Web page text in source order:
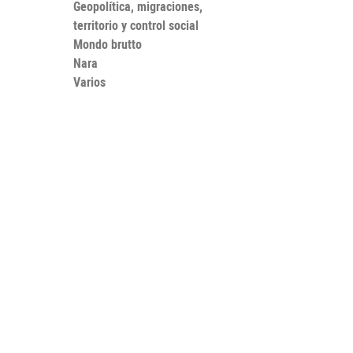
Geopolítica, migraciones,
territorio y control social
Mondo brutto
Nara
Varios